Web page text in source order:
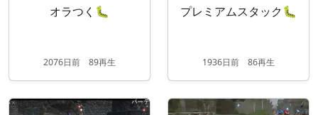
オラつく🐛
2076日前 89再生
プレミアムスタック🐛
1936日前 86再生